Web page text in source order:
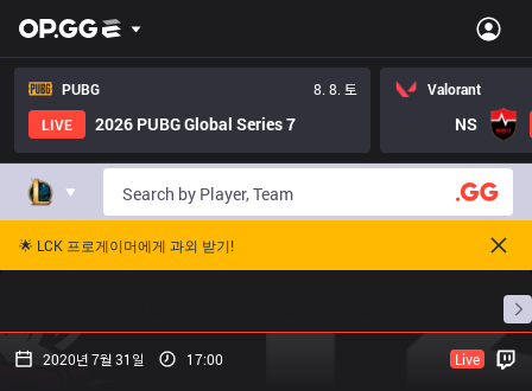
PUBG
8. 8. 토
LIVE
2026 PUBG Global Series 7
Valorant
NS
🌟 LCK 프로게이머에게 과외 받기!
프로빌
2020년 7월 31일 17:00 Live